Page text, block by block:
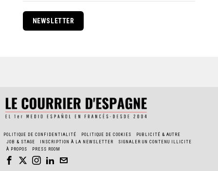
NEWSLETTER
POLITIQUE DE CONFIDENTIALITÉ POLITIQUE DE COOKIES
PUBLICITÉ & AUTRE
JOB & STAGE
INSCRIPTION À LA NEWSLETTER
SIGNALER UN CONTENU ILLICITE
À PROPOS
PRESS ROOM